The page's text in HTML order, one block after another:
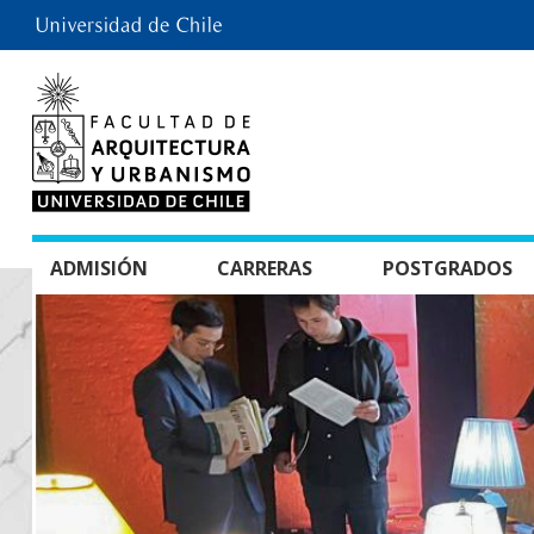
ADMISIÓN CARRERAS POSTGRADOS